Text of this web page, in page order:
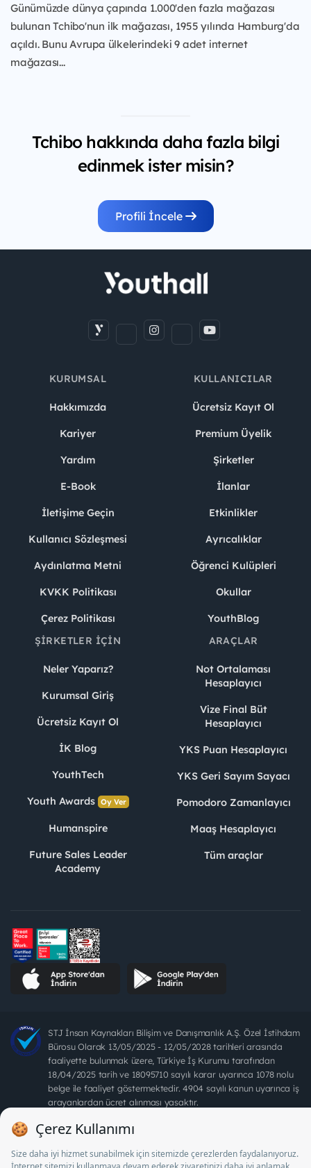
Günümüzde dünya çapında 1.000'den fazla mağazası
bulunan Tchibo'nun ilk mağazası, 1955 yılında Hamburg'da
açıldı. Bunu Avrupa ülkelerindeki 9 adet internet
mağazası...
Tchibo hakkında daha fazla bilgi
edinmek ister misin?
Profili İncele
KURUMSAL
Hakkımızda
Kariyer
Yardım
E-Book
İletişime Geçin
Kullanıcı Sözleşmesi
Aydınlatma Metni
KVKK Politikası
Çerez Politikası
KULLANICILAR
Ücretsiz Kayıt Ol
Premium Üyelik
Şirketler
İlanlar
Etkinlikler
Ayrıcalıklar
Öğrenci Kulüpleri
Okullar
YouthBlog
ŞIRKETLER İÇIN
Neler Yaparız?
Kurumsal Giriş
Ücretsiz Kayıt Ol
İK Blog
YouthTech
Youth Awards Oy Ver
Humanspire
Future Sales Leader
Academy
ARAÇLAR
Not Ortalaması
Hesaplayıcı
Vize Final Büt
Hesaplayıcı
YKS Puan Hesaplayıcı
YKS Geri Sayım Sayacı
Pomodoro Zamanlayıcı
Maaş Hesaplayıcı
Tüm araçlar
STJ İnsan Kaynakları Bilişim ve Danışmanlık A.Ş. Özel İstihdam
Bürosu Olarak 13/05/2025 - 12/05/2028 tarihleri arasında
faaliyette bulunmak üzere, Türkiye İş Kurumu tarafından
18/04/2025 tarih ve 18095710 sayılı karar uyarınca 1078 nolu
belge ile faaliyet göstermektedir. 4904 sayılı kanun uyarınca iş
arayanlardan ücret alınması yasaktır.